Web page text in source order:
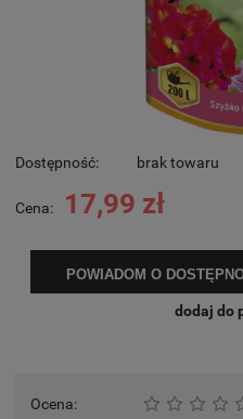
Dostępność: brak towaru
Cena: 17,99 zł
POWIADOM O
dodaj do
Ocena: